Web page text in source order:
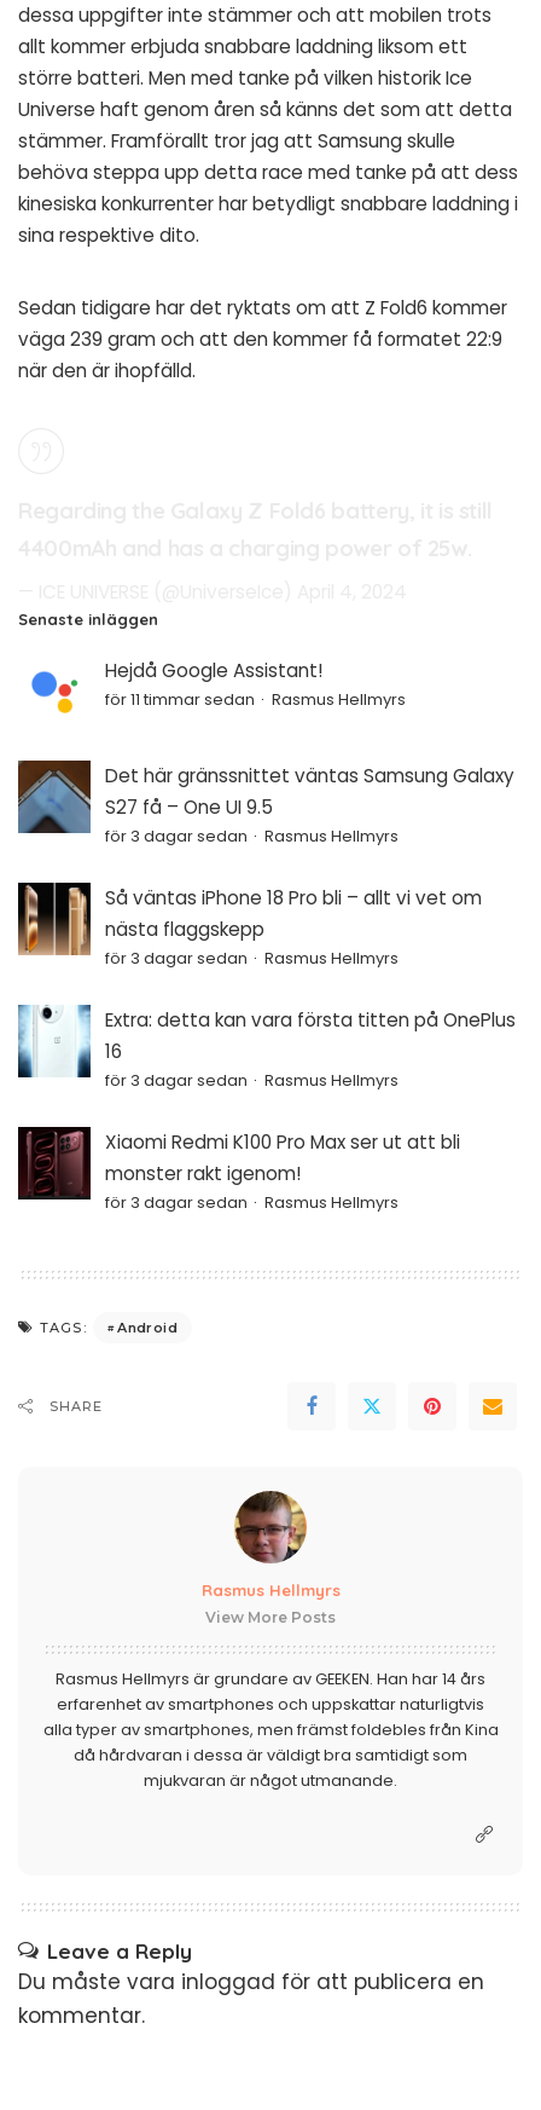
dessa uppgifter inte stämmer och att mobilen trots
allt kommer erbjuda snabbare laddning liksom ett
större batteri. Men med tanke på vilken historik Ice
Universe haft genom åren så känns det som att detta
stämmer. Framförallt tror jag att Samsung skulle
behöva steppa upp detta race med tanke på att dess
kinesiska konkurrenter har betydligt snabbare laddning i
sina respektive dito.
Sedan tidigare har det ryktats om att Z Fold6 kommer
väga 239 gram och att den kommer få formatet 22:9
när den är ihopfälld.
Senaste inläggen
Hejdå Google Assistant!
för 11 timmar sedan Rasmus Hellmyrs
Det här gränssnittet väntas Samsung Galaxy
S27 få – One UI 9.5
för 3 dagar sedan Rasmus Hellmyrs
Så väntas iPhone 18 Pro bli – allt vi vet om
nästa flaggskepp
för 3 dagar sedan Rasmus Hellmyrs
Extra: detta kan vara första titten på OnePlus
16
för 3 dagar sedan Rasmus Hellmyrs
Xiaomi Redmi K100 Pro Max ser ut att bli
monster rakt igenom!
för 3 dagar sedan Rasmus Hellmyrs
TAGS: Android
SHARE
Rasmus Hellmyrs
View More Posts
Rasmus Hellmyrs är grundare av GEEKEN. Han har 14 års
erfarenhet av smartphones och uppskattar naturligtvis
alla typer av smartphones, men främst foldebles från Kina
då hårdvaran i dessa är väldigt bra samtidigt som
mjukvaran är något utmanande.
Leave a Reply
Du måste vara inloggad för att publicera en
kommentar.